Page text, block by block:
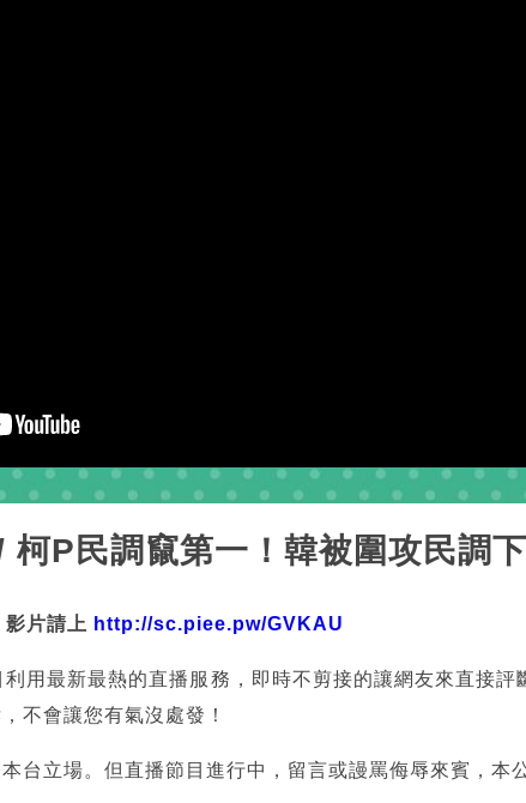
柯P民調竄第一！韓被圍攻民調
片請上 http://sc.piee.pw/GVKAU
利用最新最熱的直播服務，即時不剪接的讓網友來直接
不會讓您有氣沒處發！
本台立場。但直播節目進行中，留言或謾罵侮辱來賓，本